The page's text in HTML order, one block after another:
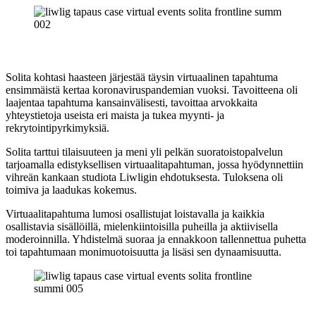
Solita kohtasi haasteen järjestää täysin virtuaalinen tapahtuma
ensimmäistä kertaa koronaviruspandemian vuoksi. Tavoitteena oli
laajentaa tapahtuma kansainvälisesti, tavoittaa arvokkaita
yhteystietoja useista eri maista ja tukea myynti- ja
rekrytointipyrkimyksiä.
Solita tarttui tilaisuuteen ja meni yli pelkän suoratoistopalvelun
tarjoamalla edistyksellisen virtuaalitapahtuman, jossa hyödynnettiin
vihreän kankaan studiota Liwligin ehdotuksesta. Tuloksena oli
toimiva ja laadukas kokemus.
Virtuaalitapahtuma lumosi osallistujat loistavalla ja kaikkia
osallistavia sisällöillä, mielenkiintoisilla puheilla ja aktiivisella
moderoinnilla. Yhdistelmä suoraa ja ennakkoon tallennettua puhetta
toi tapahtumaan monimuotoisuutta ja lisäsi sen dynaamisuutta.